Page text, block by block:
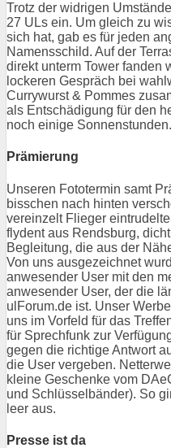
Trotz der widrigen
27 ULs ein. Um gleich zu
sich hat, gab es für jeden
Namensschild. Auf der
direkt unterm Tower fanden
lockeren Gespräch bei
Currywurst & Pommes
als Entschädigung für den
noch einige Sonnenstunden.
Prämierung
Unseren Fototermin samt
bisschen nach hinten
vereinzelt Flieger
flydent aus Rendsburg,
Begleitung, die aus der
Von uns ausgezeichnet
anwesender User mit den
anwesender User, der die
ulForum.de ist. Unser
uns im Vorfeld für das
für Sprechfunk zur
gegen die richtige Antwort
die User vergeben.
kleine Geschenke vom
und Schlüsselbänder). So
leer aus.
Presse ist da